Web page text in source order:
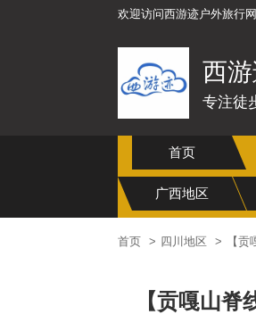
欢迎访问西游迹户外旅行网
西
专注徒
首页
广西地区
首页 四川地区 【
【贡嘎山